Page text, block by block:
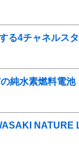
る4チャネルス
純水素燃料電